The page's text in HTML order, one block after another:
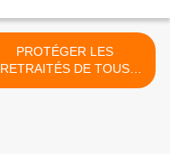
PROTÉGER LES
RETRAITÉS DE TOUS
ÂGES ! >